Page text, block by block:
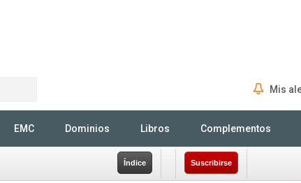
Mis
EMC Dominios Libros Complementos
Índice Suscribirse